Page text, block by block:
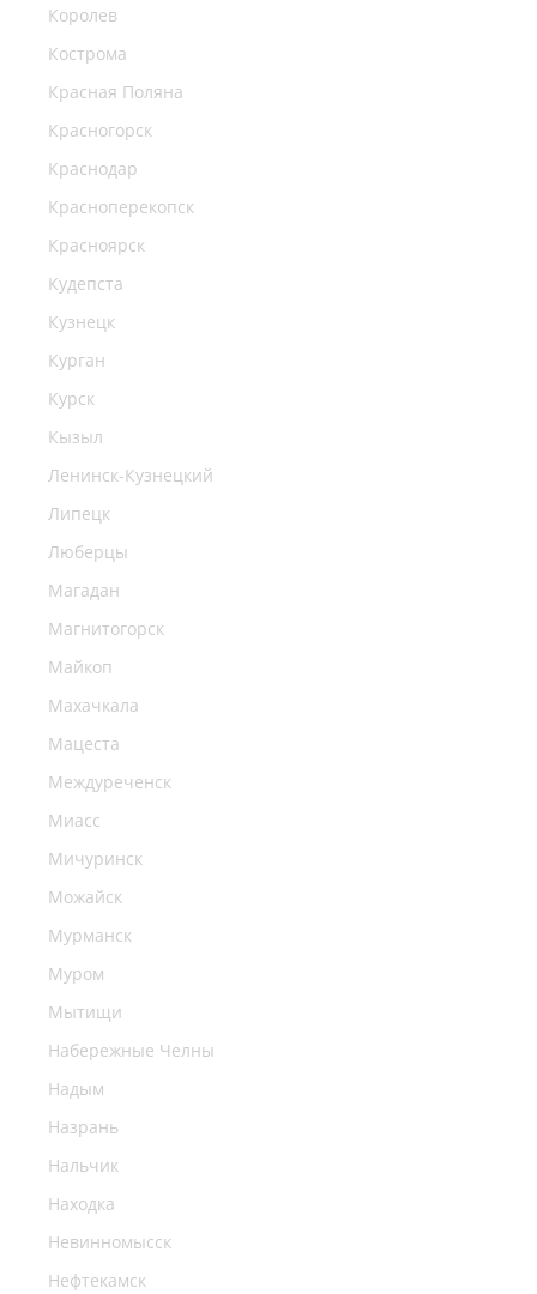
Королев
Кострома
Красная Поляна
Красногорск
Краснодар
Красноперекопск
Красноярск
Кудепста
Кузнецк
Курган
Курск
Кызыл
Ленинск-Кузнецкий
Липецк
Люберцы
Магадан
Магнитогорск
Майкоп
Махачкала
Мацеста
Междуреченск
Миасс
Мичуринск
Можайск
Мурманск
Муром
Мытищи
Набережные Челны
Надым
Назрань
Нальчик
Находка
Невинномысск
Нефтекамск